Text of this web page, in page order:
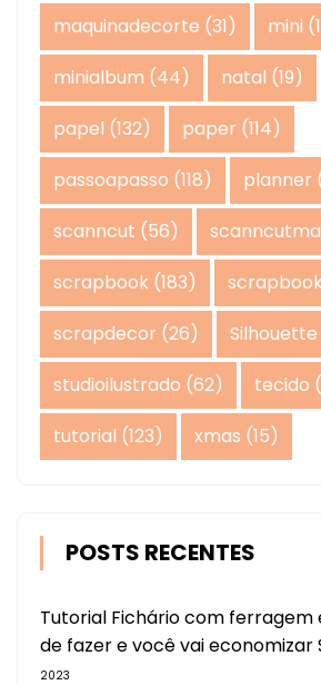
maquinadecorte (31) mini
minialbum (44) natal (19)
papel (132) paper (114)
passoapasso (118) planner
scanncut (56)
scrapbook (183)
scrapdecor (26) Silhouette
studioilustrado (62) tecido
tutorial (123) xmas (15)
POSTS RECENTES
Tutorial Fichário com ferragem
de fazer e você vai economizar
2023